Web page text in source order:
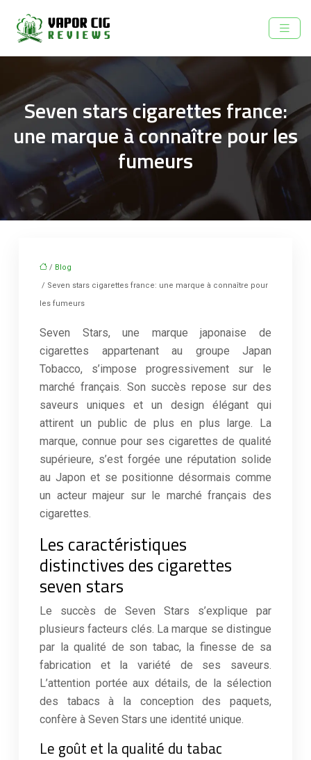
Seven stars cigarettes france:
une marque à connaître pour les
fumeurs
/ Blog
/ Seven stars cigarettes france: une marque à connaître pour
les fumeurs
Seven Stars, une marque japonaise de
cigarettes appartenant au groupe Japan
Tobacco, s’impose progressivement sur le
marché français. Son succès repose sur des
saveurs uniques et un design élégant qui
attirent un public de plus en plus large. La
marque, connue pour ses cigarettes de qualité
supérieure, s’est forgée une réputation solide
au Japon et se positionne désormais comme
un acteur majeur sur le marché français des
cigarettes.
Les caractéristiques
distinctives des cigarettes
seven stars
Le succès de Seven Stars s’explique par
plusieurs facteurs clés. La marque se distingue
par la qualité de son tabac, la finesse de sa
fabrication et la variété de ses saveurs.
L’attention portée aux détails, de la sélection
des tabacs à la conception des paquets,
confère à Seven Stars une identité unique.
Le goût et la qualité du tabac